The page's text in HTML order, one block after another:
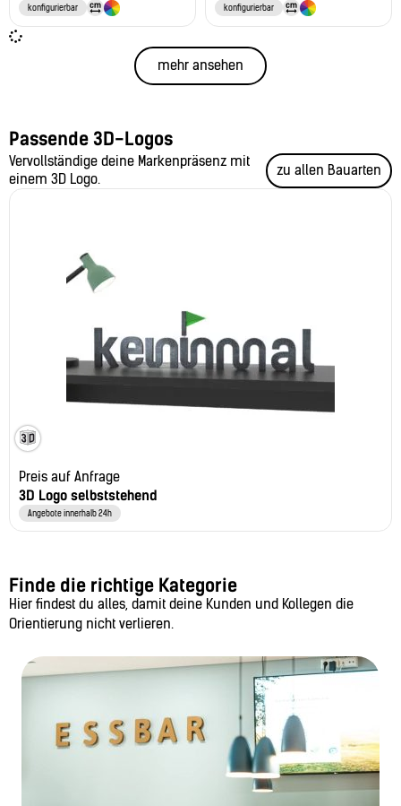
konfigurierbar konfigurierbar
mehr ansehen
Passende 3D-Logos
Vervollständige deine Markenpräsenz mit
einem 3D Logo.
zu allen Bauarten
Preis auf Anfrage
3D Logo selbststehend
Angebote innerhalb 24h
Finde die richtige Kategorie
Hier findest du alles, damit deine Kunden und Kollegen die
Orientierung nicht verlieren.